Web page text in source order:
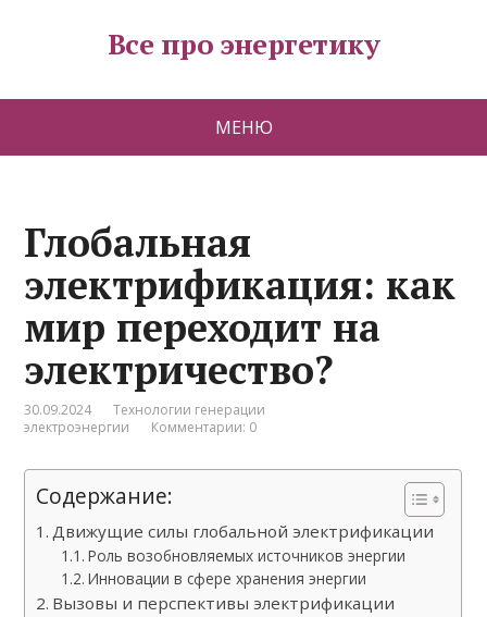
Все про энергетику
МЕНЮ
Глобальная
электрификация: как
мир переходит на
электричество?
30.09.2024
Технологии генерации
электроэнергии
Комментарии: 0
Содержание:
Движущие силы глобальной электрификации
Роль возобновляемых источников энергии
Инновации в сфере хранения энергии
Вызовы и перспективы электрификации